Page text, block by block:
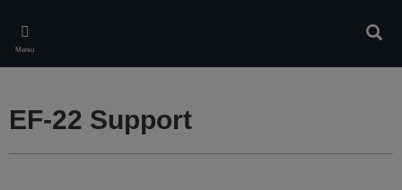
main
content
Meniu
EF-22 Support